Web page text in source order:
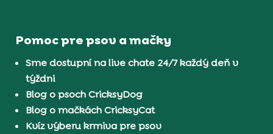
Pomoc pre psov a mačky
Sme dostupní na live chate 24/7 každý deň v
týždni
Blog o psoch CricksyDog
Blog o mačkách CricksyCat
Kvíz výberu krmiva pre psov